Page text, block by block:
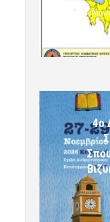
5
4ο